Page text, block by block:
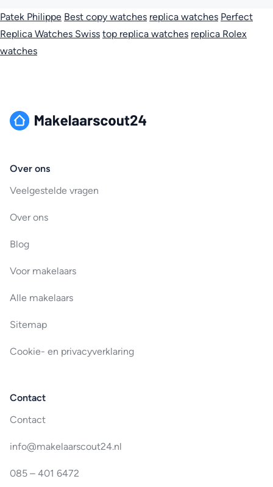
Patek Philippe Best copy watches replica watches Perfect
Replica Watches Swiss top replica watches replica Rolex
watches
Over ons
Veelgestelde vragen
Over ons
Blog
Voor makelaars
Alle makelaars
Sitemap
Cookie- en privacyverklaring
Contact
Contact
info@makelaarscout24.nl
085 – 401 6472